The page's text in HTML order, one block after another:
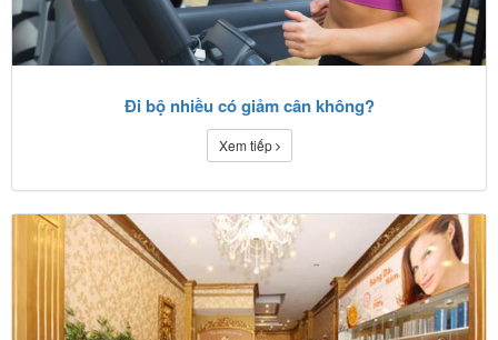
Đi bộ nhiều có giảm cân không?
Xem tiếp